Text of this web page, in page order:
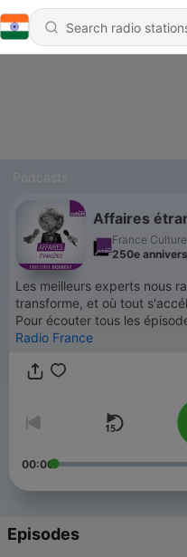
Affaires
France Culture
250e
Les meilleurs experts nous
transforme, et où tout s'accélère. Vous aimez ce
Pour écouter tous les
Radio France
00:00
Episodes